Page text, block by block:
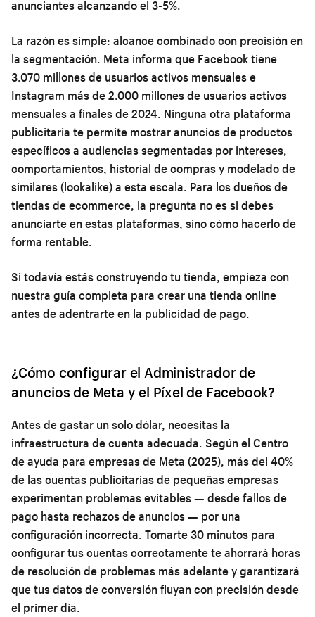
anunciantes alcanzando el 3-5%.
La razón es simple: alcance combinado con precisión en
la segmentación. Meta informa que Facebook tiene
3.070 millones de usuarios activos mensuales e
Instagram más de 2.000 millones de usuarios activos
mensuales a finales de 2024. Ninguna otra plataforma
publicitaria te permite mostrar anuncios de productos
específicos a audiencias segmentadas por intereses,
comportamientos, historial de compras y modelado de
similares (lookalike) a esta escala. Para los dueños de
tiendas de ecommerce, la pregunta no es si debes
anunciarte en estas plataformas, sino cómo hacerlo de
forma rentable.
Si todavía estás construyendo tu tienda, empieza con
nuestra guía completa para crear una tienda online
antes de adentrarte en la publicidad de pago.
¿Cómo configurar el Administrador de
anuncios de Meta y el Píxel de Facebook?
Antes de gastar un solo dólar, necesitas la
infraestructura de cuenta adecuada. Según el Centro
de ayuda para empresas de Meta (2025), más del 40%
de las cuentas publicitarias de pequeñas empresas
experimentan problemas evitables — desde fallos de
pago hasta rechazos de anuncios — por una
configuración incorrecta. Tomarte 30 minutos para
configurar tus cuentas correctamente te ahorrará horas
de resolución de problemas más adelante y garantizará
que tus datos de conversión fluyan con precisión desde
el primer día.